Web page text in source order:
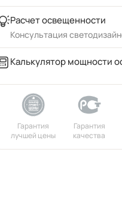
Расчет освещенности
Консультация
Калькулятор мощности